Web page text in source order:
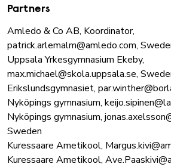
Partners
Amledo & Co AB, Koordinator,
patrick.arlemalm@amledo.com,
Uppsala Yrkesgymnasium Ekeby,
max.michael@skola.uppsala.se,
Erikslundsgymnasiet,
Nyköpings gymnasium,
Nyköpings gymnasium,
Sweden
Kuressaare Ametikool,
Kuressaare Ametikool,